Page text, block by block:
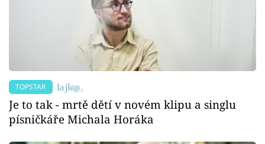
TOPSTAR
Je to tak - mrtě dětí v novém klipu a singlu
písničkáře Michala Horáka